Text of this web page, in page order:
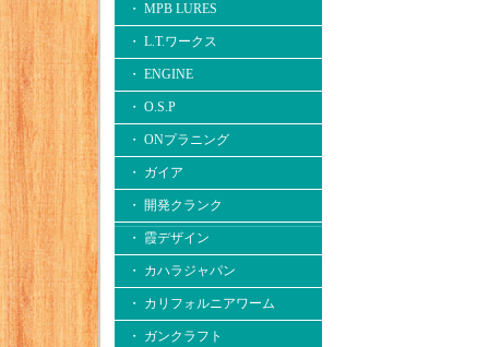
・ MPB LURES
・ L.T.ワークス
・ ENGINE
・ O.S.P
・ ONプラニング
・ ガイア
・ 開発クランク
・ 霞デザイン
・ カハラジャパン
・ カリフォルニアワーム
・ ガンクラフト